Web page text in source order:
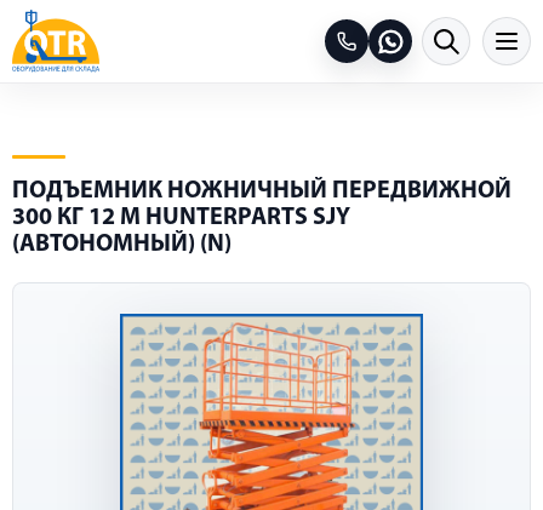
ПОДЪЕМНИК НОЖНИЧНЫЙ ПЕРЕДВИЖНОЙ
300 КГ 12 М HUNTERPARTS SJY
(АВТОНОМНЫЙ) (N)